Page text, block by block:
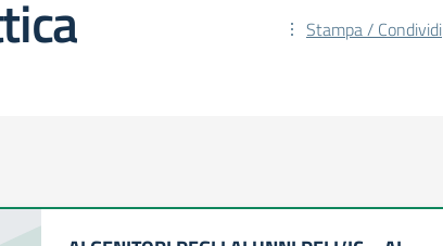
Stampa / Condividi